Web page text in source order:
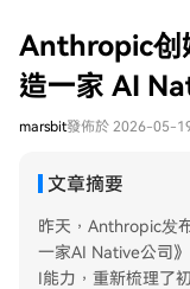
Anthropic创
造一家 AI
marsbit發佈於 2026-05-
文章摘要
昨天，Anthropic发
一家AI Native公司
I能力，重新梳理了